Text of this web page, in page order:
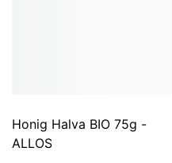
Honig Halva BIO 75g -
ALLOS